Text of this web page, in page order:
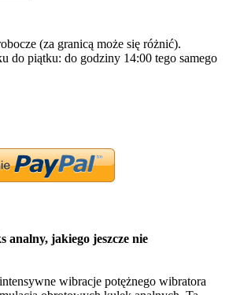
(za granicą może się różnić).
do piątku: do godziny 14:00 tego samego
analny, jakiego jeszcze nie
wibracje potężnego wibratora